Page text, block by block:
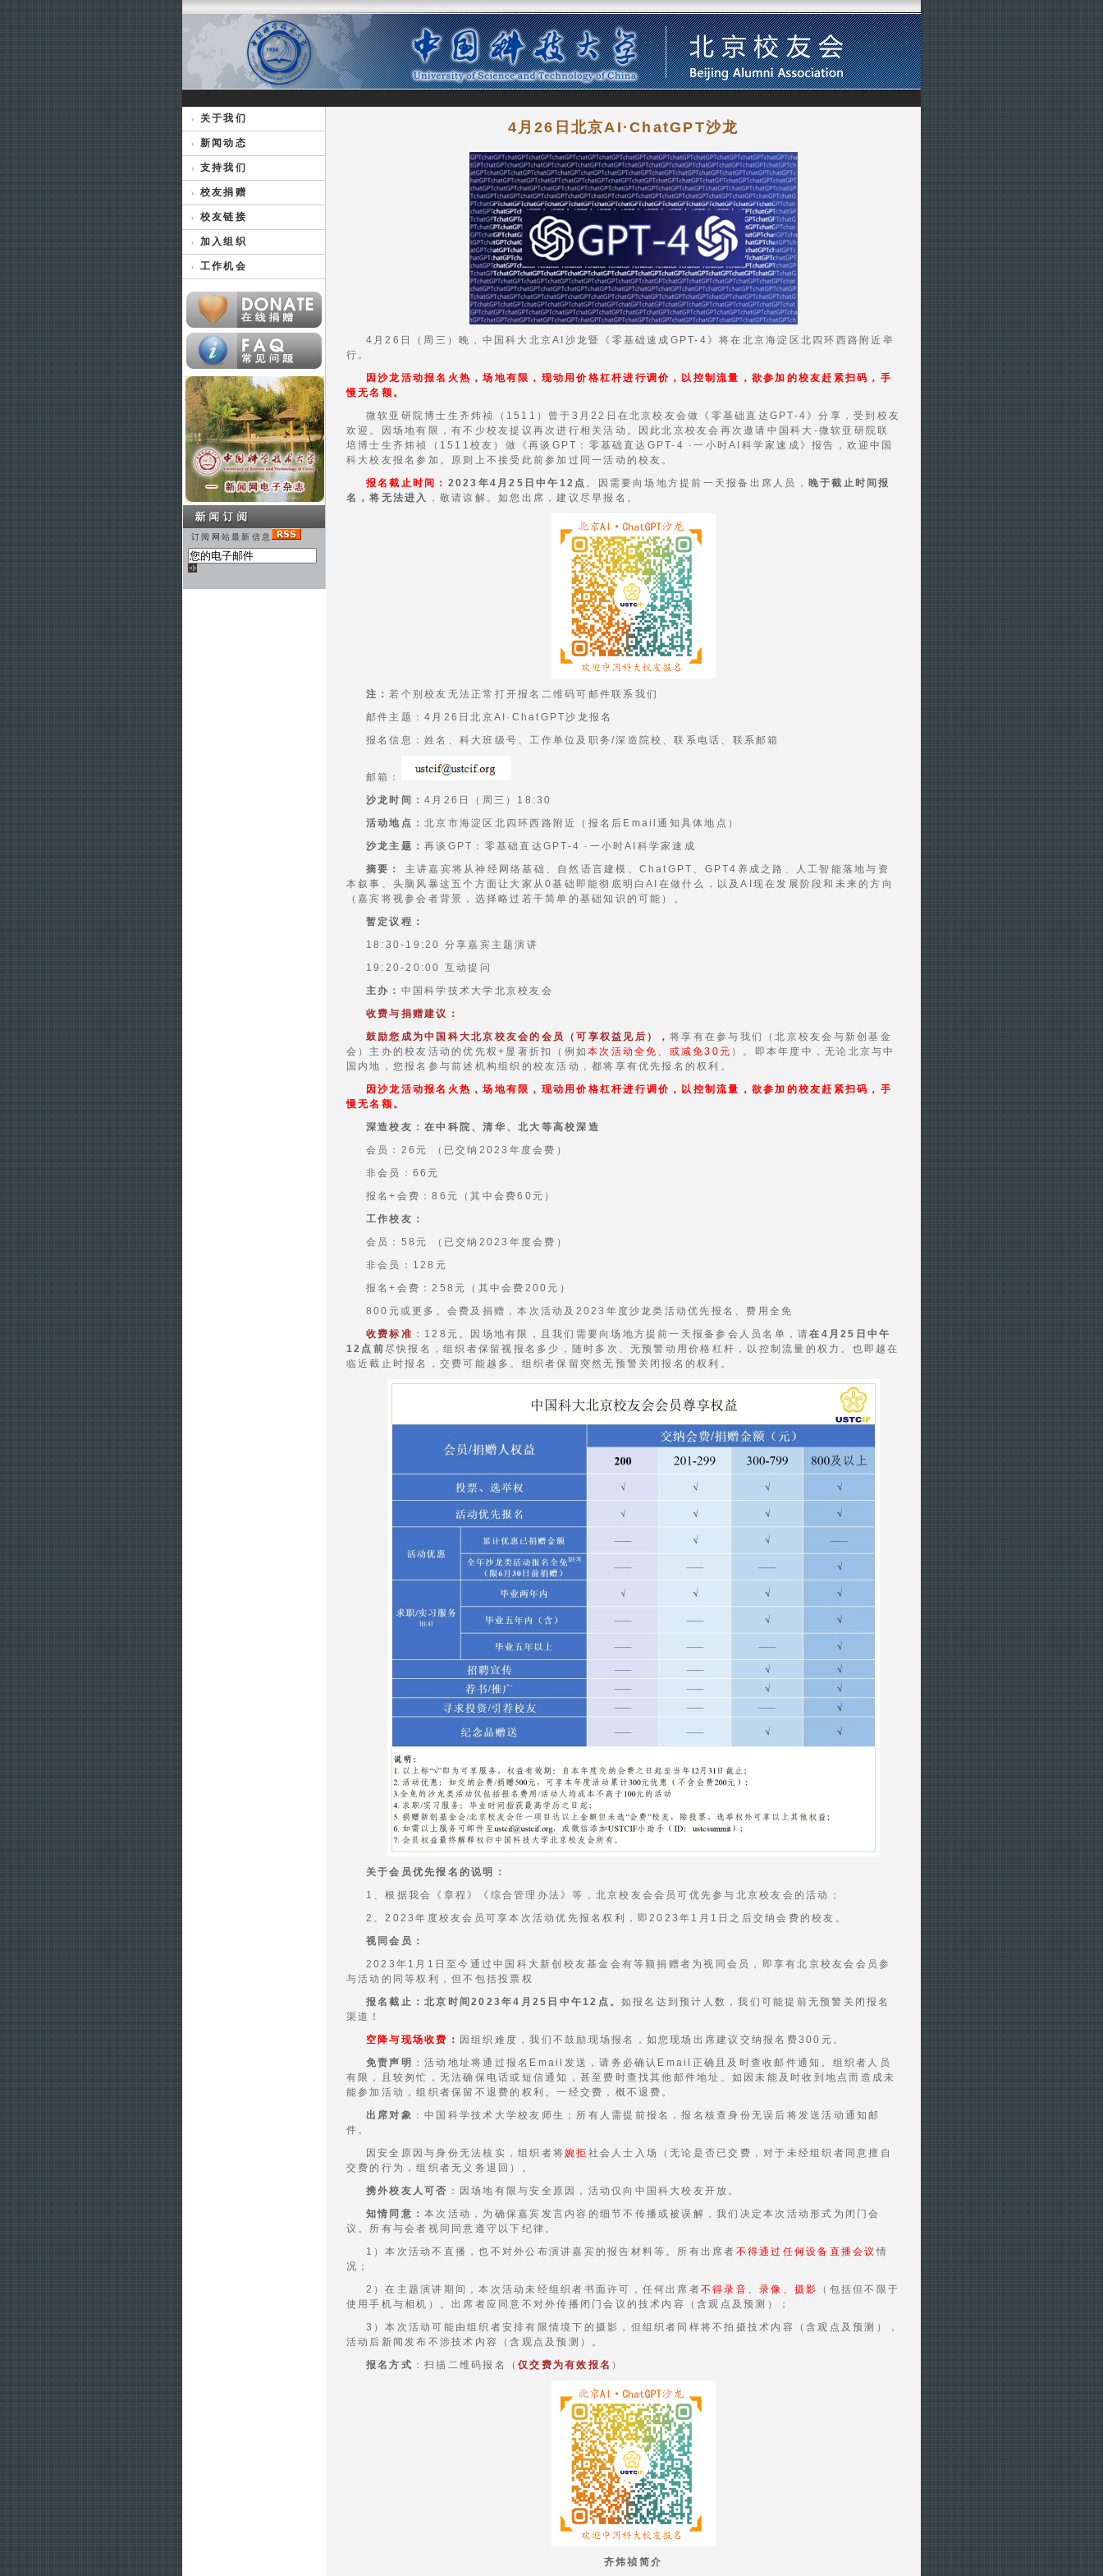
关于我们
新闻动态
支持我们
校友捐赠
校友链接
加入组织
工作机会
订阅网站最新信息
4月26日北京AI·ChatGPT沙龙
4月26日（周三）晚，中国科大北京AI沙龙暨《零基础速成GPT-4》将在北京海淀区北四环西路附近举
行。
因沙龙活动报名火热，场地有限，现动用价格杠杆进行调价，以控制流量，欲参加的校友赶紧扫码，手
慢无名额。
微软亚研院博士生齐炜祯（1511）曾于3月22日在北京校友会做《零基础直达GPT-4》分享，受到校友
欢迎。因场地有限，有不少校友提议再次进行相关活动。因此北京校友会再次邀请中国科大-微软亚研院联
培博士生齐炜祯（1511校友）做《再谈GPT：零基础直达GPT-4 ·一小时AI科学家速成》报告，欢迎中国
科大校友报名参加。原则上不接受此前参加过同一活动的校友。
报名截止时间： 2023年4月25日中午12点 。因需要向场地方提前一天报备出席人员， 晚于截止时间报
名，将无法进入
，敬请谅解。如您出席，建议尽早报名。
注：若个别校友无法正常打开报名二维码可邮件联系我们
邮件主题：4月26日北京AI·ChatGPT沙龙报名
报名信息：姓名、科大班级号、工作单位及职务/深造院校、联系电话、联系邮箱
邮箱：
沙龙时间：4月26日（周三）18:30
活动地点：北京市海淀区北四环西路附近（报名后Email通知具体地点）
沙龙主题：再谈GPT：零基础直达GPT-4 ·一小时AI科学家速成
摘要：
主讲嘉宾将从神经网络基础、自然语言建模、ChatGPT、GPT4养成之路、人工智能落地与资
本叙事、头脑风暴这五个方面让大家从0基础即能彻底明白AI在做什么，以及AI现在发展阶段和未来的方向
（嘉宾将视参会者背景，选择略过若干简单的基础知识的可能）。
暂定议程：
18:30-19:20 分享嘉宾主题演讲
19:20-20:00 互动提问
主办： 中国科学技术大学北京校友会
收费与捐赠建议：
鼓励您成为中国科大北京校友会的会员（可享权益见后），将享有在参与我们（北京校友会与新创基金
会）主办的校友活动的优先权+显著折扣（例如本次活动全免、或减免30元 ）。即本年度中，无论北京与中
国内地，您报名参与前述机构组织的校友活动，都将享有优先报名的权利。
因沙龙活动报名火热，场地有限，现动用价格杠杆进行调价，以控制流量，欲参加的校友赶紧扫码，手
慢无名额。
深造校友：在中科院、清华、北大等高校深造
会员：26元 （已交纳2023年度会费）
非会员：66元
报名+会费：86元（其中会费60元）
工作校友：
会员：58元 （已交纳2023年度会费）
非会员：128元
报名+会费：258元（其中会费200元）
800元或更多。会费及捐赠，本次活动及2023年度沙龙类活动优先报名、费用全免
收费标准 ：128元。因场地有限，且我们需要向场地方提前一天报备参会人员名单，请在4月25日中午
12点前尽快报名，组织者保留视报名多少，随时多次、无预警动用价格杠杆，以控制流量的权力。也即越在
临近截止时报名，交费可能越多。组织者保留突然无预警关闭报名的权利。
关于会员优先报名的说明：
1、根据我会《章程》《综合管理办法》等，北京校友会会员可优先参与北京校友会的活动；
2、2023年度校友会员可享本次活动优先报名权利，即2023年1月1日之后交纳会费的校友。
视同会员：
2023年1月1日至今通过中国科大新创校友基金会有等额捐赠者为视同会员，即享有北京校友会会员参
与活动的同等权利，但不包括投票权
报名截止：北京时间2023年4月25日中午12点。如报名达到预计人数，我们可能提前无预警关闭报名
渠道！
空降与现场收费： 因组织难度，我们不鼓励现场报名，如您现场出席建议交纳报名费300元。
免责声明
：活动地址将通过报名Email发送，请务必确认Email正确且及时查收邮件通知。组织者人员
有限，且较匆忙，无法确保电话或短信通知，甚至费时查找其他邮件地址。如因未能及时收到地点而造成未
能参加活动，组织者保留不退费的权利。一经交费，概不退费。
出席对象 ：中国科学技术大学校友师生；所有人需提前报名，报名核查身份无误后将发送活动通知邮
件。
因安全原因与身份无法核实，组织者将婉拒 社会人士入场（无论是否已交费，对于未经组织者同意擅自
交费的行为，组织者无义务退回）。
携外校友人可否 ：因场地有限与安全原因，活动仅向中国科大校友开放。
知情同意：本次活动，为确保嘉宾发言内容的细节不传播或被误解，我们决定本次活动形式为闭门会
议。所有与会者视同同意遵守以下纪律。
1）本次活动不直播，也不对外公布演讲嘉宾的报告材料等。所有出席者 不得通过任何设备直播会议 情
况；
2）在主题演讲期间，本次活动未经组织者书面许可，任何出席者不得录音、录像、摄影
（包括但不限于
使用手机与相机）。出席者应同意不对外传播闭门会议的技术内容（含观点及预测）；
3）本次活动可能由组织者安排有限情境下的摄影，但组织者同样将不拍摄技术内容（含观点及预测），
活动后新闻发布不涉技术内容（含观点及预测）。
报名方式 ：扫描二维码报名（仅交费为有效报名 ）
齐炜祯简介